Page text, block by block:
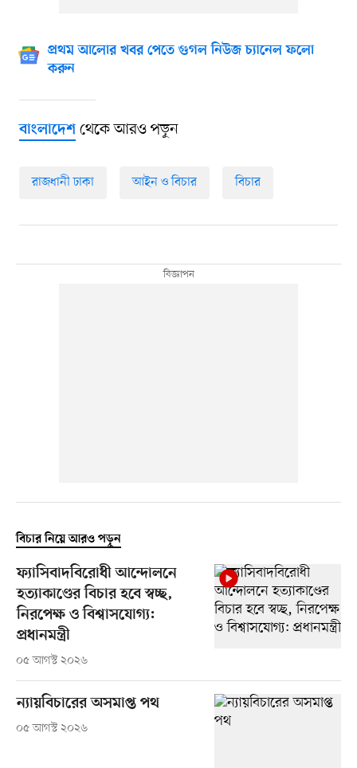
প্রথম আলোর খবর পেতে গুগল নিউজ চ্যানেল ফলো
করুন
বাংলাদেশথেকে আরও পড়ুন
রাজধানী ঢাকা আইন ও বিচার বিচার
বিচার নিয়ে আরও পড়ুন
ফ্যাসিবাদবিরোধী আন্দোলনে
হত্যাকাণ্ডের বিচার হবে স্বচ্ছ,
নিরপেক্ষ ও বিশ্বাসযোগ্য:
প্রধানমন্ত্রী
০৫ আগস্ট ২০২৬
ন্যায়বিচারের অসমাপ্ত পথ
০৫ আগস্ট ২০২৬